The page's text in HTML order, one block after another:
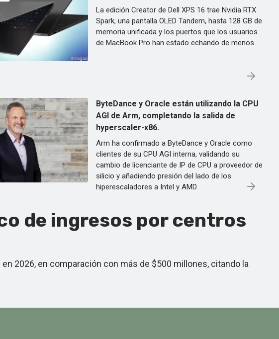
La edición Creator de Dell XPS 16 trae Nvidia RTX
Spark, una pantalla OLED Tandem, hasta 128 GB de
memoria unificada y los puertos que los usuarios
de MacBook Pro han estado echando de menos.
ByteDance y Oracle están utilizando la CPU
AGI de Arm, completando la salida de
hyperscaler-x86.
Arm ha confirmado a ByteDance y Oracle como
clientes de su CPU AGI interna, validando su
cambio de licenciante de IP de CPU a proveedor de
silicio y añadiendo presión del lado de los
hiperescaladores a Intel y AMD.
de ingresos por centros
2026, en comparación con más de $500 millones, citando la